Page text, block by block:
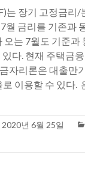
는 장기 고정금리/
월 금리를 기존과
오는 7월도 기준과
다. 현재 주택금
자리론은 대출만
로 이용할 수 있다.
2020년 6월 25일